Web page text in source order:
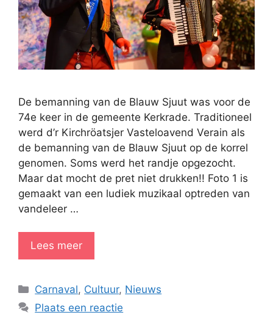
De bemanning van de Blauw Sjuut was voor de
74e keer in de gemeente Kerkrade. Traditioneel
werd d’r Kirchröatsjer Vasteloavend Verain als
de bemanning van de Blauw Sjuut op de korrel
genomen. Soms werd het randje opgezocht.
Maar dat mocht de pret niet drukken!! Foto 1 is
gemaakt van een ludiek muzikaal optreden van
vandeleer …
Lees meer
Categorieën
Carnaval, Cultuur, Nieuws
Plaats een reactie